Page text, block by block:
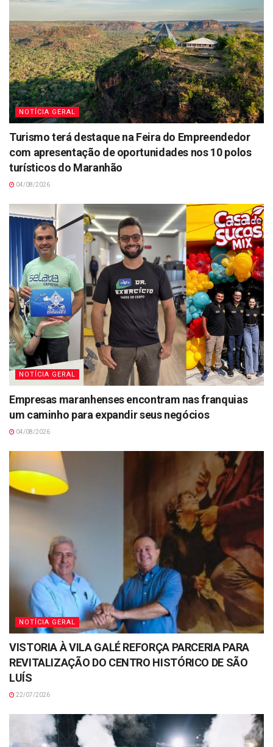
NOTÍCIA GERAL
Turismo terá destaque na Feira do Empreendedor
com apresentação de oportunidades nos 10 polos
turísticos do Maranhão
04/08/2026
NOTÍCIA GERAL
Empresas maranhenses encontram nas franquias
um caminho para expandir seus negócios
04/08/2026
NOTÍCIA GERAL
VISTORIA À VILA GALÉ REFORÇA PARCERIA PARA
REVITALIZAÇÃO DO CENTRO HISTÓRICO DE SÃO
LUÍS
22/07/2026